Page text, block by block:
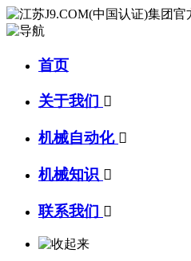
首页
关于我们 
机械自动化 
机械知识 
联系我们 